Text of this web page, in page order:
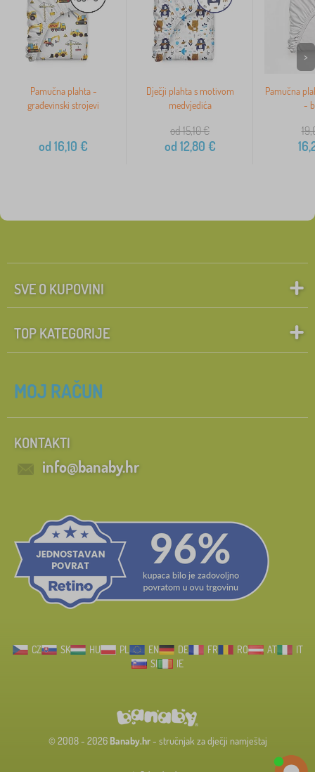
Pamučna plahta -
građevinski strojevi
od 16,10 €
Dječji plahta s motivom
medvjedića
od 15,10€
od 12,80 €
Pamučna
-
>
SVE O KUPOVINI
TOP KATEGORIJE
MOJ RAČUN
KONTAKTI
info@banaby.hr
CZ SK HU PL EN DE FR RO AT
IT
SI
IE
© 2008 - 2026 Banaby.hr- stručnjak za dječji namještaj